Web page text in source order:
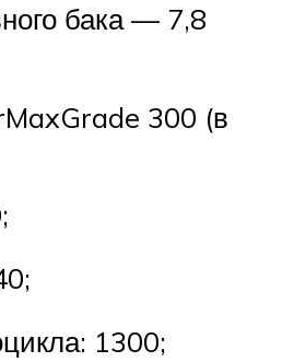
бака — 7,8
300 (в
1300;